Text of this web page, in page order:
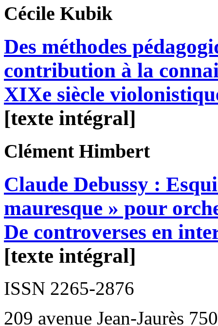
Cécile Kubik
Des méthodes
contribution à la
XIXe siècle
[texte intégral]
Clément Himbert
Claude Debussy :
mauresque » pour
De controverses en
[texte intégral]
ISSN 2265-2876
209 avenue Jean-Jaurès